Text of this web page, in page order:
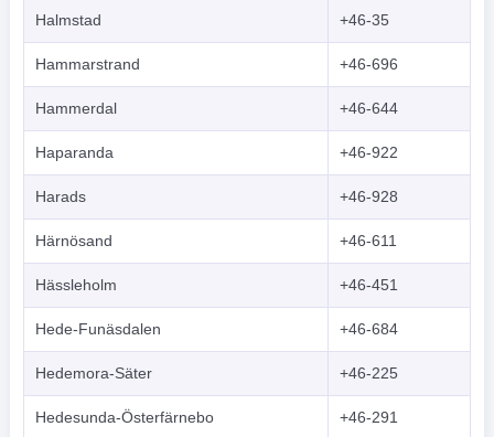
Halmstad +46-35
Hammarstrand +46-696
Hammerdal +46-644
Haparanda +46-922
Harads +46-928
Härnösand +46-611
Hässleholm +46-451
Hede-Funäsdalen +46-684
Hedemora-Säter +46-225
Hedesunda-Österfärnebo +46-291